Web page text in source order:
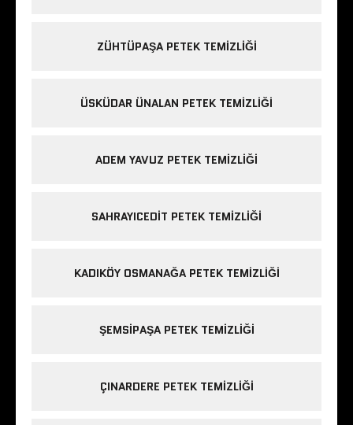
ZÜHTÜPAŞA PETEK TEMIZLIĞI
ÜSKÜDAR ÜNALAN PETEK TEMIZLIĞI
ADEM YAVUZ PETEK TEMIZLIĞI
SAHRAYICEDIT PETEK TEMIZLIĞI
KADIKÖY OSMANAĞA PETEK TEMIZLIĞI
ŞEMSIPAŞA PETEK TEMIZLIĞI
ÇINARDERE PETEK TEMIZLIĞI